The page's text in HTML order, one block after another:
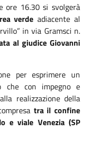
ore 16.30 si svolgerà
verde adiacente al
in via Gramsci n.
al giudice Giovanni
per esprimere un
che con impegno e
realizzazione della
tra il confine
e viale Venezia (SP